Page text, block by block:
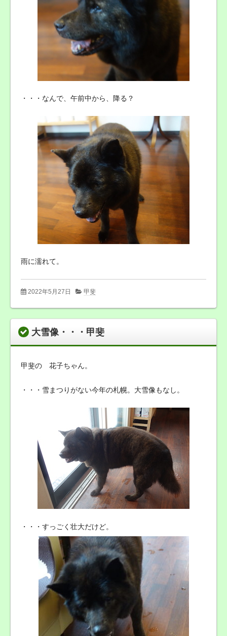
・・・なんで、午前中から、降る？
雨に濡れて。
2022年5月27日 甲斐
大雪像・・・甲斐
甲斐の 花子ちゃん。
・・・雪まつりがない今年の札幌。大雪像もなし。
・・・すっごく壮大だけど。